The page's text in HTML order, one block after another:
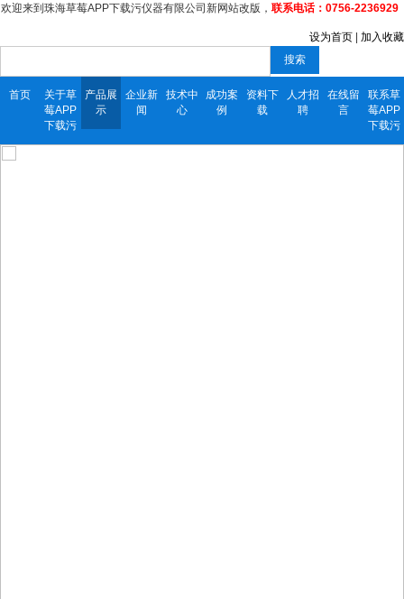
欢迎来到珠海草莓APP下载污仪器有限公司新网站改版， 联系电话：0756-2236929
设为首页
加入收藏
搜索
首页
关于草
莓APP
下载污
产品展
示
企业新
闻
技术中
心
成功案
例
资料下
载
人才招
聘
在线留
言
联系草
莓APP
下载污